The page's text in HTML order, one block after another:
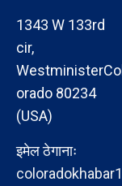
1343 W 133rd
cir,
WestministerCol
orado 80234
(USA)
इमेल ठेगानाः
coloradokhabar1